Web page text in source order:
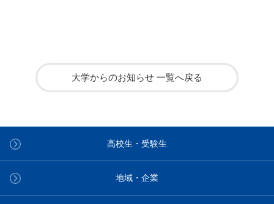
大学からのお知らせ 一覧へ戻る
高校生・受験生
地域・企業